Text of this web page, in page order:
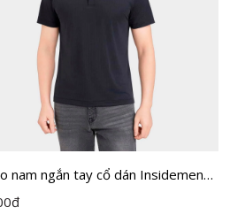
nam ngắn tay cổ dán Insidemen
vân chìm IPS122MAH0
đ